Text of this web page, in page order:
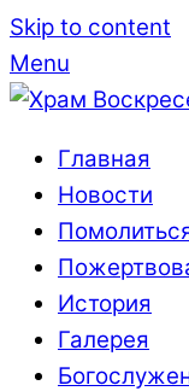
Skip to content
Menu
Главная
Новости
История
Галерея